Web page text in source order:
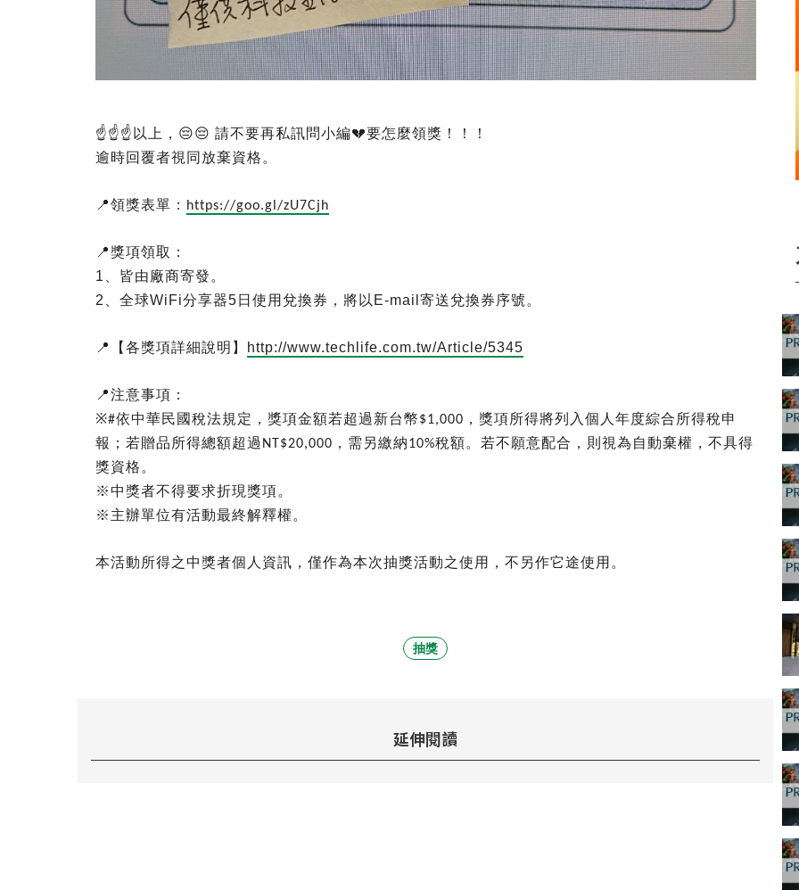
☝☝☝ 以上， 😔😔 請不要再私訊問小編💔要怎麼領獎 ！！！
逾時回覆者視同放棄資格。
📍領獎表單： https://goo.gl/zU7Cjh
📍獎項領取：
1
、皆由廠商寄發。
2
、全球WiFi分享器5 日使用兌換券，將以 E-mail 寄送兌換券序號。
📍 【各獎項詳細說明】 http://www.techlife.com.tw/Article/5345
📍注意事項：
※#依中華民國稅法規定，獎項金額若超過新台幣$1,000 ，獎項所得將列入個人年度綜合所得稅申
報；若贈品所得總額超過 NT$20,000 ，需另繳納10%稅額。若不願意配合，則視為自動棄權，不具得
獎資格。
※中獎者不得要求折現獎項。
※主辦單位有活動最終解釋權。
本活動所得之中獎者個人資訊，僅作為本次抽獎活動之使用，不另作它途使用。
抽獎
延伸閱讀